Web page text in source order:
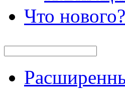
Что нового?